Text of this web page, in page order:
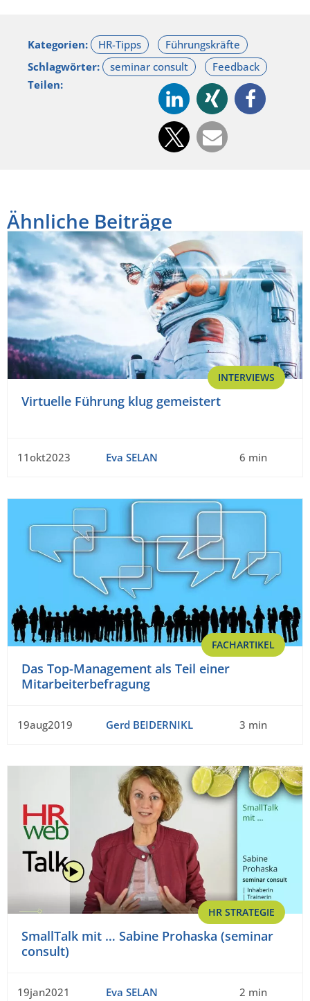
Kategorien:
Schlagwörter:
Teilen:
Ähnliche Beiträge
INTERVIEWS
Virtuelle Führung klug gemeistert
11okt2023 Eva SELAN 6 min
FACHARTIKEL
Das Top-Management als Teil einer
Mitarbeiterbefragung
19aug2019 Gerd BEIDERNIKL 3 min
HR STRATEGIE
SmallTalk mit … Sabine Prohaska (seminar
consult)
19jan2021 Eva SELAN 2 min